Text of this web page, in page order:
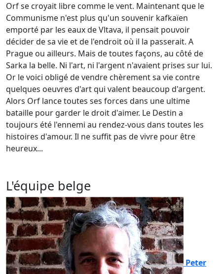
Orf se croyait libre comme le vent. Maintenant que le
Communisme n'est plus qu'un souvenir kafkaïen
emporté par les eaux de Vltava, il pensait pouvoir
décider de sa vie et de l'endroit où il la passerait. A
Prague ou ailleurs. Mais de toutes façons, au côté de
Sarka la belle. Ni l'art, ni l'argent n'avaient prises sur lui.
Or le voici obligé de vendre chèrement sa vie contre
quelques oeuvres d'art qui valent beaucoup d'argent.
Alors Orf lance toutes ses forces dans une ultime
bataille pour garder le droit d'aimer. Le Destin a
toujours été l'ennemi au rendez-vous dans toutes les
histoires d'amour. Il ne suffit pas de vivre pour être
heureux...
L'équipe belge
Peter